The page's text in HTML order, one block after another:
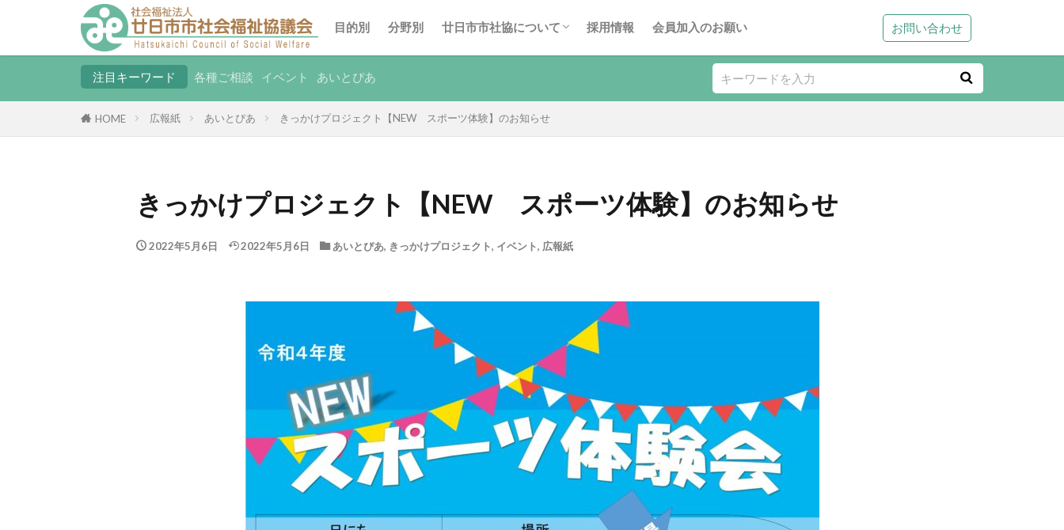
目的別 分野別 廿日市市社協について 採用情報 会員加入のお願い お問い合わせ
注目キーワード 各種ご相談 イベント あいとぴあ
HOME 広報紙 あいとぴあ きっかけプロジェクト【NEW スポーツ体験】のお知らせ
きっかけプロジェクト【NEW スポーツ体験】のお知らせ
2022年5月6日 2022年5月6日 あいとぴあ, きっかけプロジェクト, イベント, 広報紙